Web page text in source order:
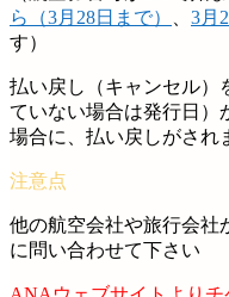
ら（3月28日まで）
3月
す）
払い戻し（キャンセル）
ていない場合は発行日）
場合に、払い戻しがされ
他の航空会社や旅行会社
に問い合わせて下さい